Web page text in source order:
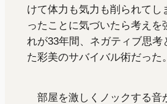
けて体力も気力も削られてし
ったことに気づいたら考えを
れが33年間、ネガティブ思考
た彩美のサバイバル術だった
部屋を激しくノックする音